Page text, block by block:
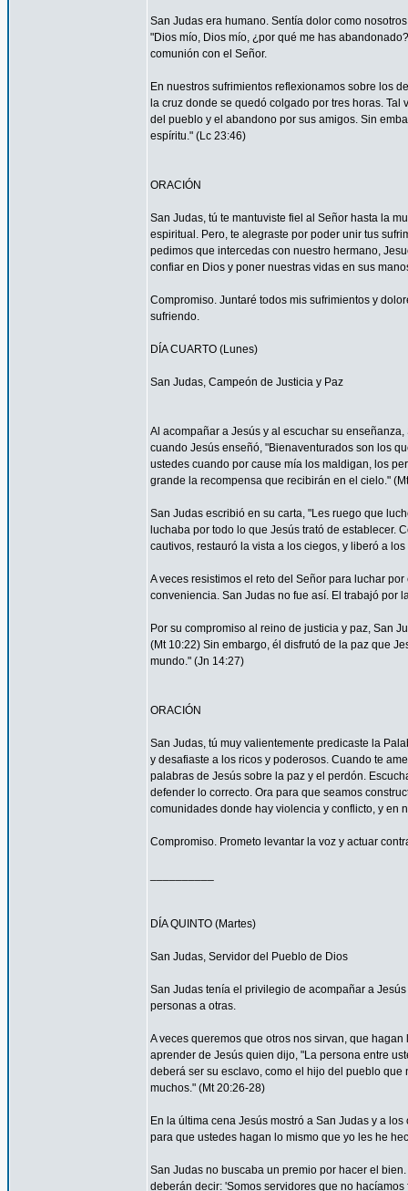
San Judas era humano. Sentía dolor como
"Dios mío, Dios mío, ¿por qué me has
comunión con el Señor.
En nuestros sufrimientos reflexionamos sobre los
la cruz donde se quedó colgado por tres horas.
del pueblo y el abandono por sus amigos. Sin
espíritu." (Lc 23:46)
ORACIÓN
San Judas, tú te mantuviste fiel al Señor hasta la
espiritual. Pero, te alegraste por poder unir tus
pedimos que intercedas con nuestro hermano,
confiar en Dios y poner nuestras vidas en sus
Compromiso. Juntaré todos mis sufrimientos y
sufriendo.
DÍA CUARTO (Lunes)
San Judas, Campeón de Justicia y Paz
Al acompañar a Jesús y al escuchar su
cuando Jesús enseñó, "Bienaventurados son los
ustedes cuando por cause mía los maldigan, los
grande la recompensa que recibirán en el cielo."
San Judas escribió en su carta, "Les ruego que
luchaba por todo lo que Jesús trató de establecer.
cautivos, restauró la vista a los ciegos, y liberó a
A veces resistimos el reto del Señor para luchar
conveniencia. San Judas no fue así. El trabajó por
Por su compromiso al reino de justicia y paz, San
(Mt 10:22) Sin embargo, él disfrutó de la paz que
mundo." (Jn 14:27)
ORACIÓN
San Judas, tú muy valientemente predicaste la
y desafiaste a los ricos y poderosos. Cuando te
palabras de Jesús sobre la paz y el perdón.
defender lo correcto. Ora para que seamos
comunidades donde hay violencia y conflicto, y en
Compromiso. Prometo levantar la voz y actuar
DÍA QUINTO (Martes)
San Judas, Servidor del Pueblo de Dios
San Judas tenía el privilegio de acompañar a
personas a otras.
A veces queremos que otros nos sirvan, que
aprender de Jesús quien dijo, "La persona entre
deberá ser su esclavo, como el hijo del pueblo
muchos." (Mt 20:26-28)
En la última cena Jesús mostró a San Judas y a
para que ustedes hagan lo mismo que yo les he
San Judas no buscaba un premio por hacer el
deberán decir: 'Somos servidores que no